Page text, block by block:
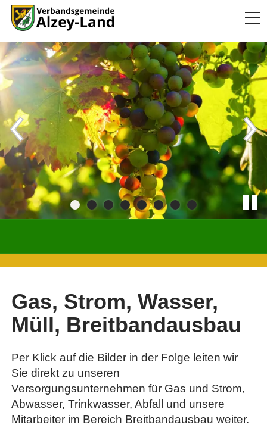
Gas, Strom, Wasser,
Müll, Breitbandausbau
Per Klick auf die Bilder in der Folge leiten wir
Sie direkt zu unseren
Versorgungsunternehmen für Gas und Strom,
Abwasser, Trinkwasser, Abfall und unsere
Mitarbeiter im Bereich Breitbandausbau weiter.